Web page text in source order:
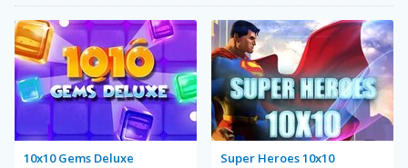
10x10 Gems Deluxe Super Heroes 10x10